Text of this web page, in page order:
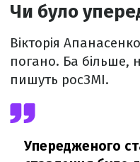
Чи було
Вікторія
погано. Ба більше,
пишуть росЗМІ.
Упередженого